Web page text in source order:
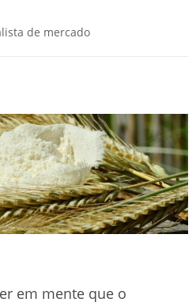
de mercado
em mente que o